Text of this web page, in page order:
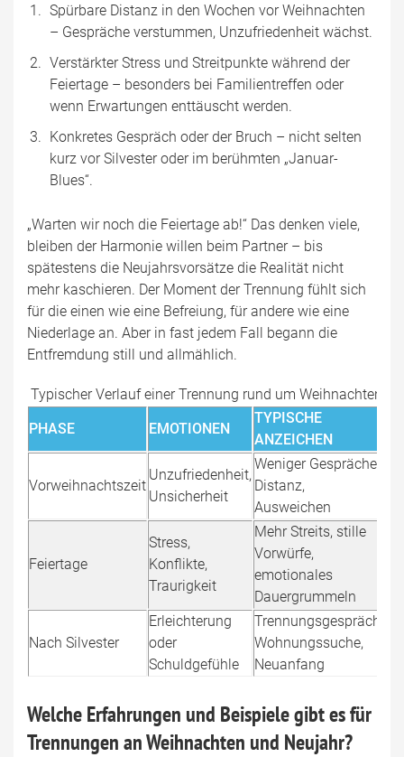
Spürbare Distanz in den Wochen vor Weihnachten
– Gespräche verstummen, Unzufriedenheit wächst.
Verstärkter Stress und Streitpunkte während der
Feiertage – besonders bei Familientreffen oder
wenn Erwartungen enttäuscht werden.
Konkretes Gespräch oder der Bruch – nicht selten
kurz vor Silvester oder im berühmten „Januar-
Blues“.
„Warten wir noch die Feiertage ab!“ Das denken viele,
bleiben der Harmonie willen beim Partner – bis
spätestens die Neujahrsvorsätze die Realität nicht
mehr kaschieren. Der Moment der Trennung fühlt sich
für die einen wie eine Befreiung, für andere wie eine
Niederlage an. Aber in fast jedem Fall begann die
Entfremdung still und allmählich.
Typischer Verlauf einer Trennung rund um Weihnachten
PHASE
EMOTIONEN
TYPISCHE
ANZEICHEN
Vorweihnachtszeit
Unzufriedenheit,
Unsicherheit
Weniger Gespräche,
Distanz,
Ausweichen
Feiertage
Stress,
Konflikte,
Traurigkeit
Mehr Streits, stille
Vorwürfe,
emotionales
Dauergrummeln
Nach Silvester
Erleichterung
oder
Schuldgefühle
Trennungsgespräch,
Wohnungssuche,
Neuanfang
Welche Erfahrungen und Beispiele gibt es für
Trennungen an Weihnachten und Neujahr?